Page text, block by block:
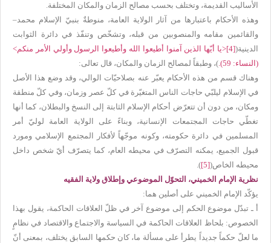
الأساليب القديمة، وتختلف بحسب مصالح الزمان والمكان المختلفة.
وهذه الأحكام باعتبارها من آثار الولاية العامة، منوطةٌ بنبيّ الإسلام محمد–
والقائمين مقامه والمنصوبين من قبله، وتشخّص وتنفّذ في دائرة الثوابت
الدينية([4]
>يا أيّها الذين آمنوا أطيعوا الله وأطيعوا الرسول وأولي الأمر منكم<
(النساء: 59).
)، وطبقاً لمصالح الزمان والمكان، قال تعالى:
وهناك قسم من هذه الأحكام يعبّر عنه بصلاحيّات الوالي، وقد وضع هذا الأصل
في الإسلام ليلبّي حاجات الناس المتغيّرة في كلّ عصر وزمان، وفي كلّ منطقة
ومكان، من دون أن تتعرّض أحكام الإسلام الثابتة إلى النسخ والبطلان، كما أنها
تغطّي حاجات المجتمعات الإنسانية، وبناءً على الولاية العامة لوليّ أمر
المسلمين في دائرة حكومته، وكونه موجّهاً لأفكار المجتمع الإسلامي ومورد
قبول الجميع، يمكنه التصرّف في محيطه العام، كما يتصرّف أيّ شخص داخل
محيطه الخاص([5]
).
نظرية الإمام الخميني، التحوّل الموضوعي وإطلاق ولاية الفقيه
يؤكّد الإمام الخميني على أصلين هما:
أ ـ تبدّل موضوع الحكم إلى موضوع آخر في ظلّ العلاقات الحاكمة، يقول بهذا
الخصوص: بلحاظ العلاقات الحاكمة في السياسة والاجتماع والاقتصاد في نظامٍ
ما لعلّ حكماً جديداً يطرأ على مسألة ما، كان حكمها السابق يختلف، بمعنى أنّ